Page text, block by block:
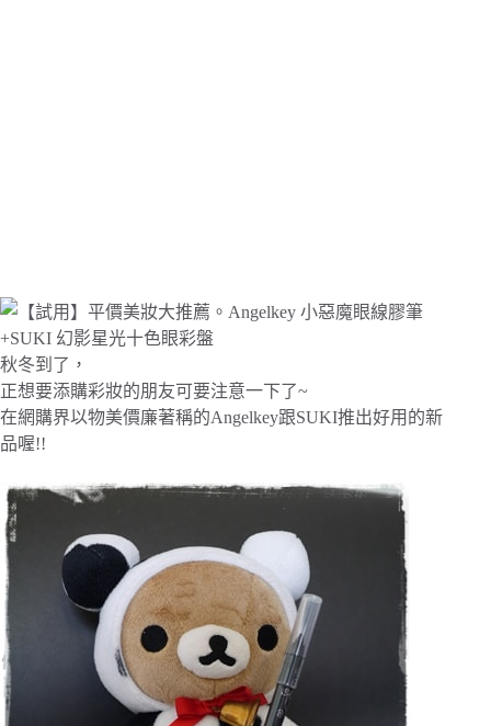
秋冬到了，
正想要添購彩妝的朋友可要注意一下了~
在網購界以物美價廉著稱的Angelkey跟SUKI推出好用的新
品喔!!